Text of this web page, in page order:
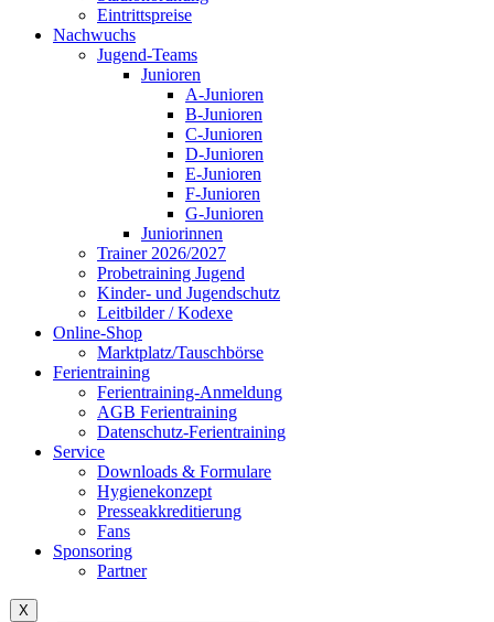
Eintrittspreise
Nachwuchs
Jugend-Teams
Junioren
A-Junioren
B-Junioren
C-Junioren
D-Junioren
E-Junioren
F-Junioren
G-Junioren
Juniorinnen
Trainer 2026/2027
Probetraining Jugend
Kinder- und Jugendschutz
Leitbilder / Kodexe
Online-Shop
Marktplatz/Tauschbörse
Ferientraining
Ferientraining-Anmeldung
AGB Ferientraining
Datenschutz-Ferientraining
Service
Downloads & Formulare
Hygienekonzept
Presseakkreditierung
Fans
Sponsoring
Partner
X